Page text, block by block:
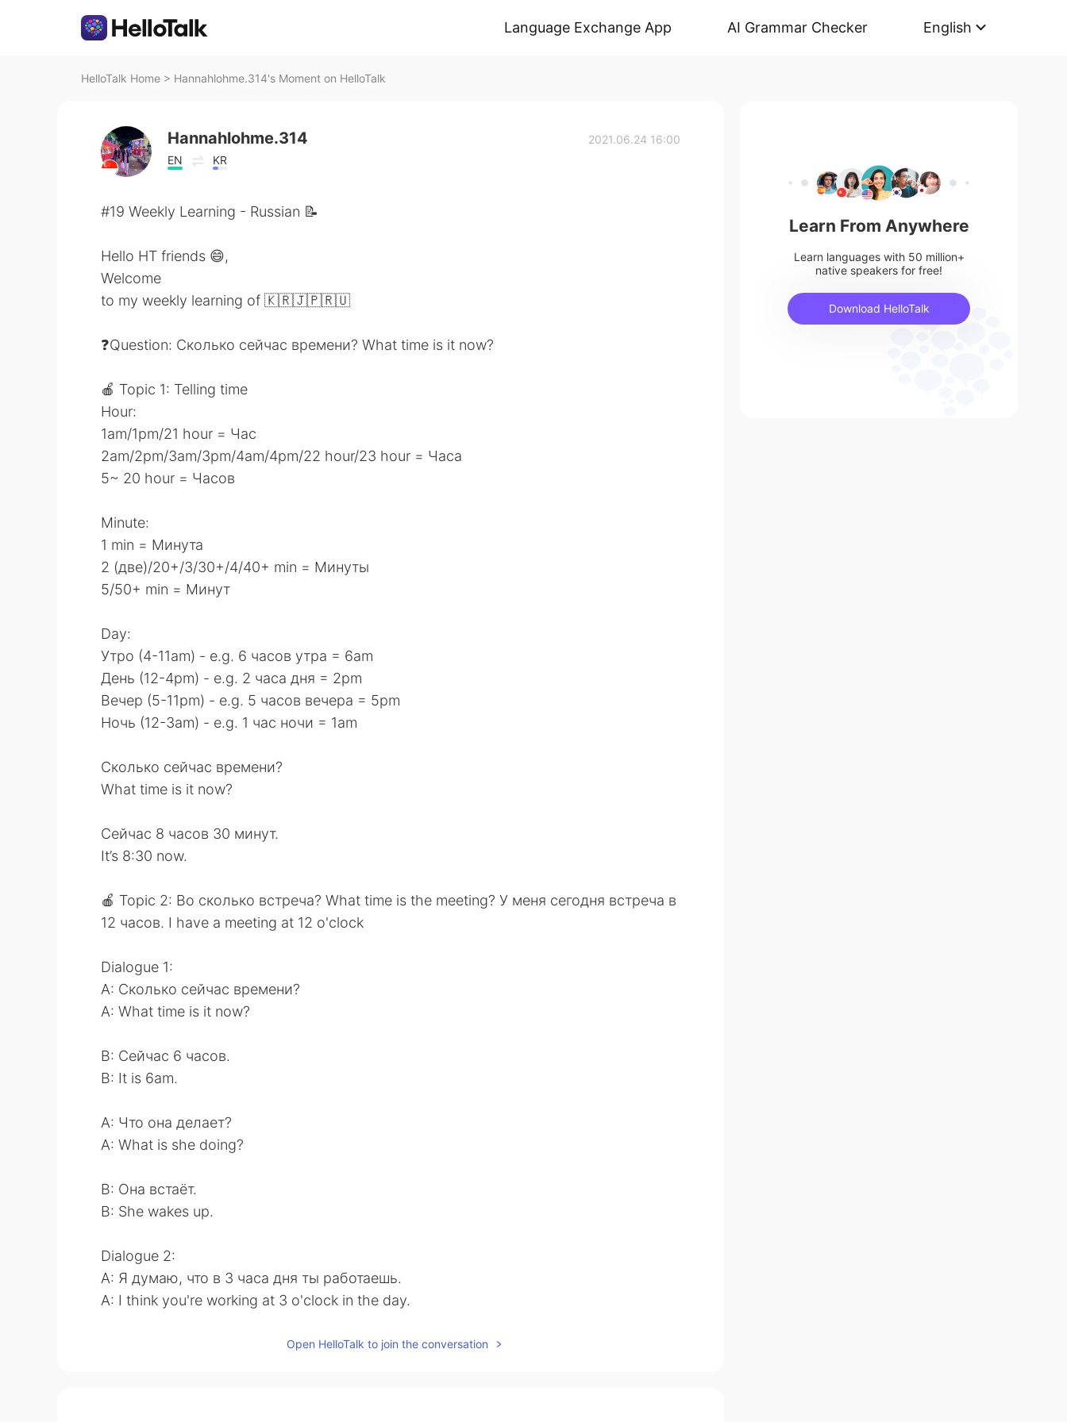
Language Exchange App AI Grammar Checker English
HelloTalk Home > Hannahlohme.314's Moment on HelloTalk
Hannahlohme.314
EN KR
2021.06.24 16:00
#19 Weekly Learning - Russian 📝
Hello HT friends 😄,
Welcome
to my weekly learning of 🇰🇷🇯🇵🇷🇺
❓Question: Сколько сейчас времени? What time is it now?
🍎 Topic 1: Telling time
Hour:
1am/1pm/21 hour = Час
2am/2pm/3am/3pm/4am/4pm/22 hour/23 hour = Часа
5~ 20 hour = Часов
Minute:
1 min = Минута
2 (две)/20+/3/30+/4/40+ min = Минуты
5/50+ min = Минут
Day:
Утро (4-11am) - e.g. 6 часов утра = 6am
День (12-4pm) - e.g. 2 часа дня = 2pm
Вечер (5-11pm) - e.g. 5 часов вечера = 5pm
Ночь (12-3am) - e.g. 1 час ночи = 1am
Сколько сейчас времени?
What time is it now?
Сейчас 8 часов 30 минут.
It’s 8:30 now.
🍎 Topic 2: Во сколько встреча? What time is the meeting? У меня сегодня встреча в
12 часов. I have a meeting at 12 o'clock
Dialogue 1:
A: Сколько сейчас времени?
A: What time is it now?
B: Сейчас 6 часов.
B: It is 6am.
A: Что она делает?
A: What is she doing?
B: Она встаёт.
B: She wakes up.
Dialogue 2:
A: Я думаю, что в 3 часа дня ты работаешь.
A: I think you're working at 3 o'clock in the day.
B: Да, я работаю в 3 часа дня. / Нет, я не работаю в это время.
Open HelloTalk to join the conversation
Learn From Anywhere
Learn languages with 50 million+
native speakers for free!
Download HelloTalk